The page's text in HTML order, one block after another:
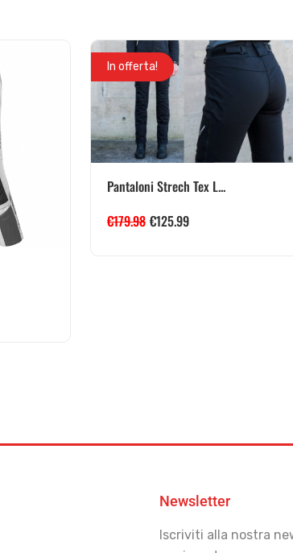
In offerta!
Pantaloni Strech Tex L...
€179.98 €125.99
Newsletter
Iscriviti alla nostra